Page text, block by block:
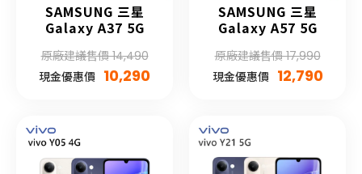
SAMSUNG 三星
Galaxy A37 5G
原廠建議售價 14,490
現金優惠價 10,290
SAMSUNG 三星
Galaxy A57 5G
原廠建議售價 17,990
現金優惠價 12,790